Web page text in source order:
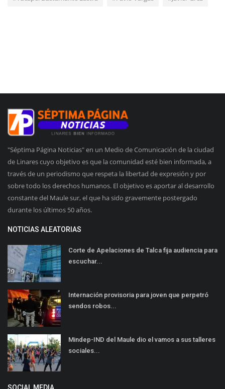
"Séptima Página Noticias" en un Medio de Comunicación de la ciudad
de Linares cuyo objetivo es que la comunidad esté bien informada, a
través de un periodismo que respeta la libertad de expresión y por
sobre todo los derechos humanos. El objetivo es aportar al desarrollo
constante del Maule sur, el que ha sido gravemente postergado
durante los últimos 50 años.
NOTICIAS ALEATORIAS
Corte de Apelaciones de Talca fija audiencia para
escuchar...
Internación provisoria para joven que perpetró
sendos robos...
Mindep-IND del Maule dio el vamos a sus talleres
sociales...
SOCIAL MEDIA